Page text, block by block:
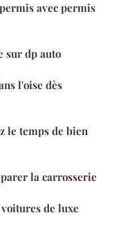
avec permis
sur dp auto
l'oise dès
le temps de bien
la carrosserie
de luxe